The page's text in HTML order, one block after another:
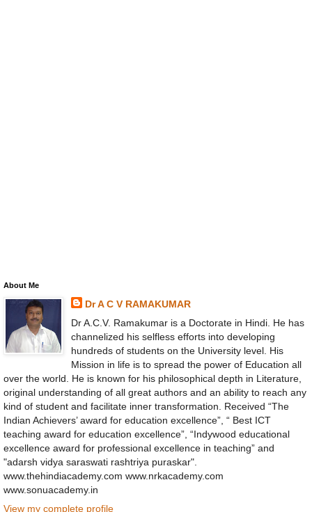
About Me
Dr A C V RAMAKUMAR
Dr A.C.V. Ramakumar is a Doctorate in Hindi. He has
channelized his selfless efforts into developing
hundreds of students on the University level. His
Mission in life is to spread the power of Education all
over the world. He is known for his philosophical depth in Literature,
original understanding of all great authors and an ability to reach any
kind of student and facilitate inner transformation. Received “The
Indian Achievers’ award for education excellence”, “ Best ICT
teaching award for education excellence”, “Indywood educational
excellence award for professional excellence in teaching” and
"adarsh vidya saraswati rashtriya puraskar".
www.thehindiacademy.com www.nrkacademy.com
www.sonuacademy.in
View my complete profile